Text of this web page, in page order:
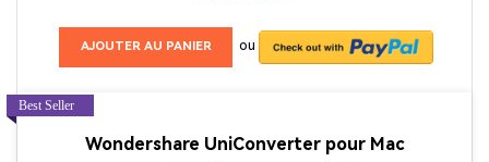
AJOUTER AU PANIER ou
Wondershare UniConverter pour Mac